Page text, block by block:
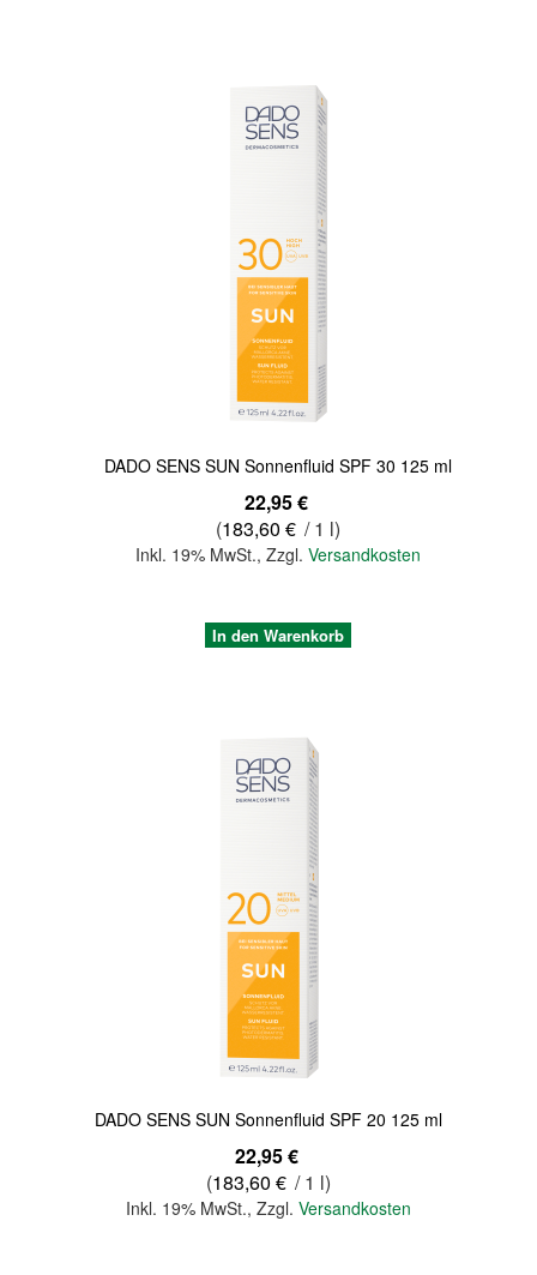
DADO SENS SUN Sonnenfluid SPF 30 125 ml
22,95 €
(183,60 € / 1 l)
Inkl. 19% MwSt.,Zzgl.Versandkosten
In den Warenkorb
DADO SENS SUN Sonnenfluid SPF 20 125 ml
22,95 €
(183,60 € / 1 l)
Inkl. 19% MwSt., Zzgl. Versandkosten